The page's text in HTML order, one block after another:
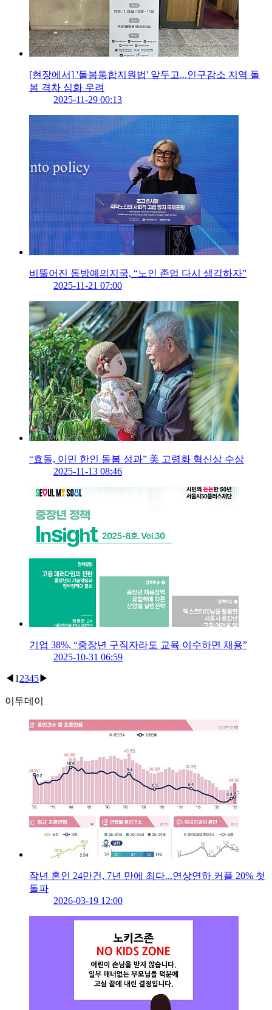
[현장에서] '돌봄통합지원법' 앞두고...인구감소 지역 돌
봄 격차 심화 우려
2025-11-29 00:13
비뚤어진 동방예의지국, “노인 존엄 다시 생각하자”
2025-11-21 07:00
“효돌, 이민 한인 돌봄 성과” 美 고령화 혁신상 수상
2025-11-13 08:46
기업 38%, “중장년 구직자라도 교육 이수하면 채용”
2025-10-31 06:59
◀ 1 2345▶
이투데이
작년 혼인 24만건, 7년 만에 최다...연상연하 커플 20% 첫
돌파
2026-03-19 12:00